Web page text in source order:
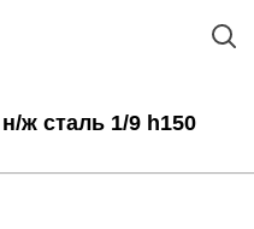
ж сталь 1/9 h150